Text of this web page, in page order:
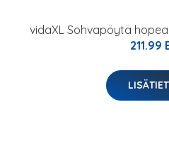
vidaXL Sohvapöytä
211.99